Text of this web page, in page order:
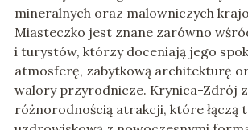
mineralnych oraz malowniczych
Miasteczko jest znane zarówno
i turystów, którzy doceniają jego
atmosferę, zabytkową architekturę
walory przyrodnicze. Krynica-Zdrój
różnorodnością atrakcji, które łączą